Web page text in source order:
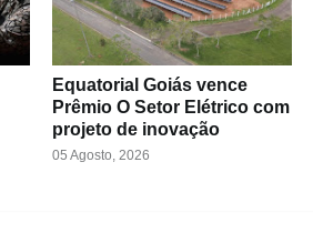
Equatorial Goiás vence
Prêmio O Setor Elétrico com
projeto de inovação
05 Agosto, 2026